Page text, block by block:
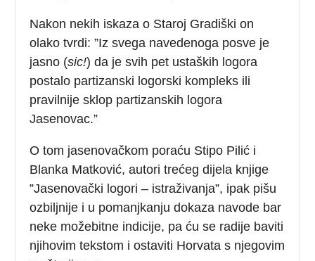
Nakon nekih iskaza o Staroj Gradiški on
olako tvrdi: ”Iz svega navedenoga posve je
jasno (sic!) da je svih pet ustaških logora
postalo partizanski logorski kompleks ili
pravilnije sklop partizanskih logora
Jasenovac.”
O tom jasenovačkom poraću Stipo Pilić i
Blanka Matković, autori trećeg dijela knjige
”Jasenovački logori – istraživanja”, ipak pišu
ozbiljnije i u pomanjkanju dokaza navode bar
neke možebitne indicije, pa ću se radije baviti
njihovim tekstom i ostaviti Horvata s njegovim